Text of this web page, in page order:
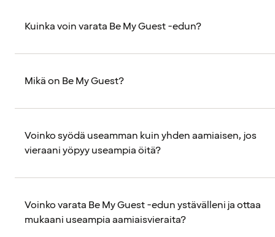
Kuinka voin varata Be My Guest -edun?
Mikä on Be My Guest?
Voinko syödä useamman kuin yhden aamiaisen, jos
vieraani yöpyy useampia öitä?
Voinko varata Be My Guest -edun ystävälleni ja ottaa
mukaani useampia aamiaisvieraita?